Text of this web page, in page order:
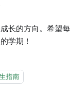
长的方向。希望每
学期！
指南